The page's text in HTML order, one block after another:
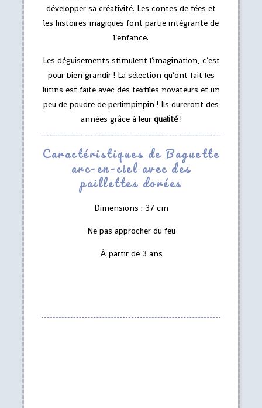
développer sa créativité. Les contes de fées et
les histoires magiques font partie intégrante de
l’enfance.
Les déguisements stimulent l’imagination, c’est
pour bien grandir ! La sélection qu’ont fait les
lutins est faite avec des textiles novateurs et un
peu de poudre de perlimpinpin ! Ils dureront des
années grâce à leur qualité!
Caractéristiques de Baguette
arc-en-ciel avec des
paillettes dorées
Dimensions : 37 cm
Ne pas approcher du feu
À partir de 3 ans